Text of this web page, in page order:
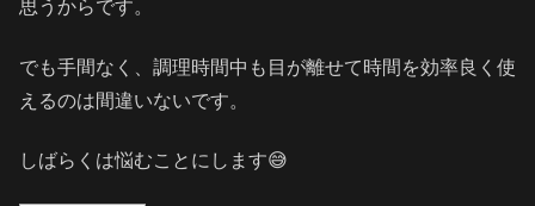
思うからです。
でも手間なく、調理時間中も目が離せて時間を効率良く使
えるのは間違いないです。
しばらくは悩むことにします😅